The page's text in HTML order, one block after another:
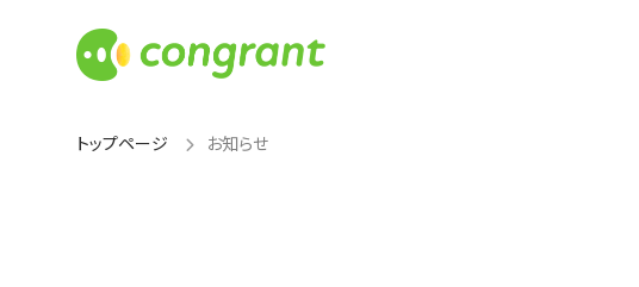
トップページ お知らせ